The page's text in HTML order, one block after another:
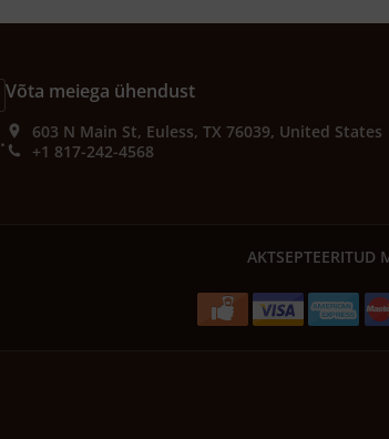
.
Võta meiega ühendust
603 N Main St, Euless, TX 76039, United States
+1 817-242-4568
AKTSEPTEERITUD